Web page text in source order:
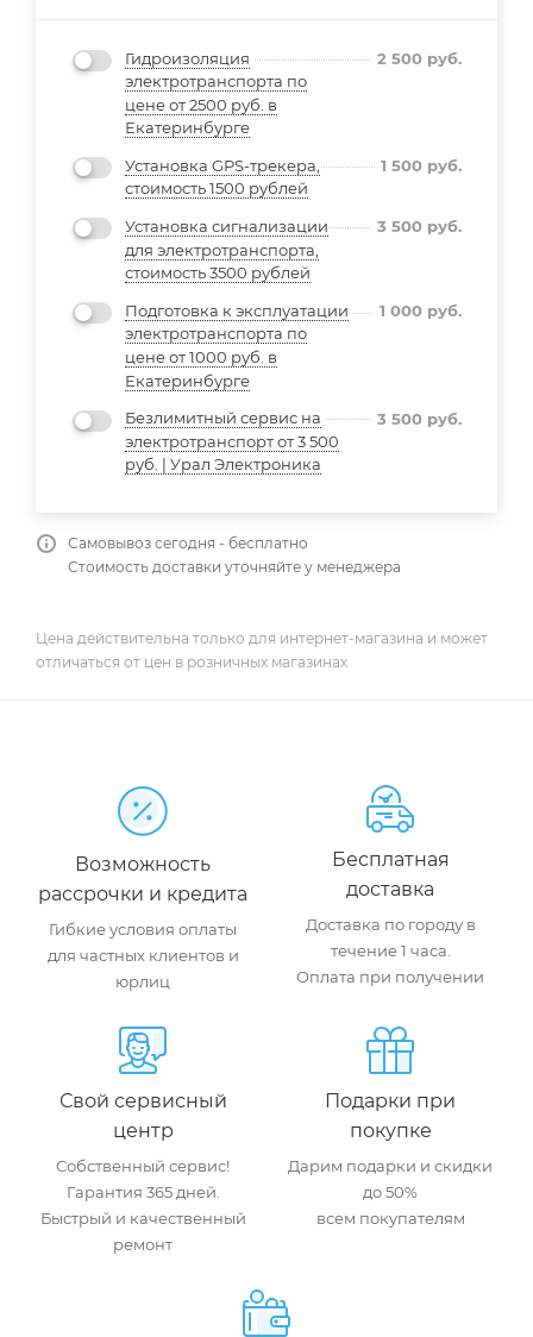
Гидроизоляция
электротранспорта по
цене от 2500 руб. в
Екатеринбурге
2 500 руб.
Установка GPS-трекера,
стоимость 1500 рублей
1 500 руб.
Установка сигнализации
для электротранспорта,
стоимость 3500 рублей
3 500 руб.
Подготовка к эксплуатации
электротранспорта по
цене от 1000 руб. в
Екатеринбурге
1 000 руб.
Безлимитный сервис на
электротранспорт от 3 500
руб. | Урал Электроника
3 500 руб.
Самовывоз сегодня - бесплатно
Стоимость доставки уточняйте у менеджера
Цена действительна только для интернет-магазина и может
отличаться от цен в розничных магазинах
Возможность
рассрочки и кредита
Гибкие условия оплаты
для частных клиентов и
юрлиц
Бесплатная
доставка
Доставка по городу в
течение 1 часа.
Оплата при получении
Свой сервисный
центр
Собственный сервис!
Гарантия 365 дней.
Быстрый и качественный
ремонт
Подарки при
покупке
Дарим подарки и скидки
до 50%
всем покупателям